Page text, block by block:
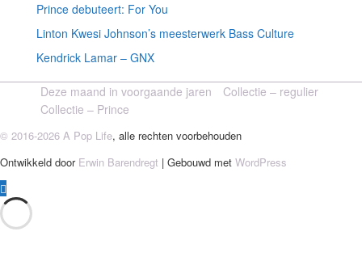
Prince debuteert: For You
Linton Kwesi Johnson’s meesterwerk Bass Culture
Kendrick Lamar – GNX
Deze maand in voorgaande jaren
Collectie – regulier
Collectie – Prince
© 2016-2026 A Pop Life, alle rechten voorbehouden
Ontwikkeld door Erwin Barendregt | Gebouwd met WordPress